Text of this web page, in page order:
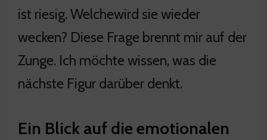
ist riesig. Welchewird sie wieder
wecken? Diese Frage brennt mir auf der
Zunge. Ich möchte wissen, was die
nächste Figur darüber denkt.
Ein Blick auf die emotionalen